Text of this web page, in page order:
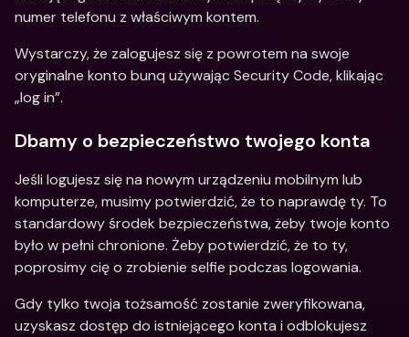
numer telefonu z właściwym kontem.
Wystarczy, że zalogujesz się z powrotem na swoje
oryginalne konto bunq używając Security Code, klikając
„log in”.
Dbamy o bezpieczeństwo twojego konta
Jeśli logujesz się na nowym urządzeniu mobilnym lub
komputerze, musimy potwierdzić, że to naprawdę ty. To
standardowy środek bezpieczeństwa, żeby twoje konto
było w pełni chronione. Żeby potwierdzić, że to ty,
poprosimy cię o zrobienie selfie podczas logowania.
Gdy tylko twoja tożsamość zostanie zweryfikowana,
uzyskasz dostęp do istniejącego konta i odblokujesz